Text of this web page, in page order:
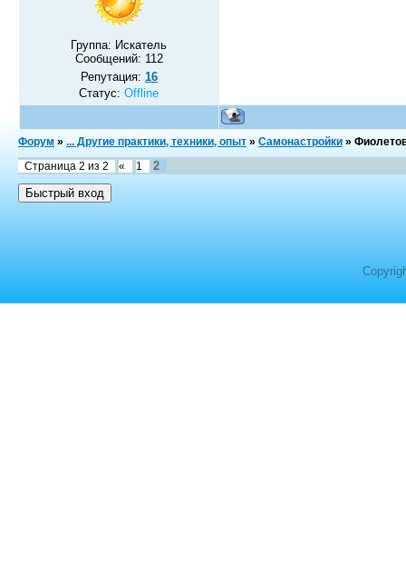
Группа: Искатель
Сообщений: 112
Репутация: 16
Статус:Offline
Форум » ... Другие практики, техники, опыт » Самонастройки »
Страница 2 из 2 « 1 2